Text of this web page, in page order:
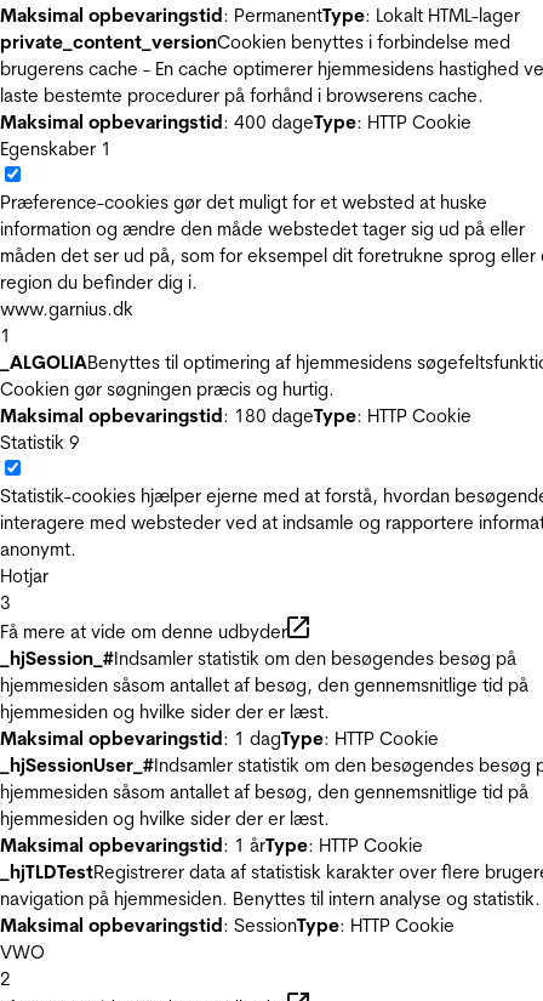
Maksimal opbevaringstid: PermanentType: Lokalt HTML-lager
private_content_versionCookien benyttes i forbindelse med
brugerens cache - En cache optimerer hjemmesidens hastighed
laste bestemte procedurer på forhånd i browserens cache.
Maksimal opbevaringstid: 400 dageType: HTTP Cookie
Egenskaber 1
Præference-cookies gør det muligt for et websted at huske
information og ændre den måde webstedet tager sig ud på eller
måden det ser ud på, som for eksempel dit foretrukne sprog eller
region du befinder dig i.
www.garnius.dk
1
_ALGOLIABenyttes til optimering af hjemmesidens
Cookien gør søgningen præcis og hurtig.
Maksimal opbevaringstid: 180 dageType: HTTP Cookie
Statistik 9
Statistik-cookies hjælper ejerne med at forstå, hvordan
interagere med websteder ved at indsamle og rapportere
anonymt.
Hotjar
3
Få mere at vide om denne udbyder
_hjSession_#Indsamler statistik om den besøgendes besøg på
hjemmesiden såsom antallet af besøg, den gennemsnitlige tid på
hjemmesiden og hvilke sider der er læst.
Maksimal opbevaringstid: 1 dagType: HTTP Cookie
_hjSessionUser_#Indsamler statistik om den besøgendes besøg
hjemmesiden såsom antallet af besøg, den gennemsnitlige tid på
hjemmesiden og hvilke sider der er læst.
Maksimal opbevaringstid: 1 årType: HTTP Cookie
_hjTLDTestRegistrerer data af statistisk karakter over flere
navigation på hjemmesiden. Benyttes til intern analyse og statistik.
Maksimal opbevaringstid: SessionType: HTTP Cookie
VWO
2